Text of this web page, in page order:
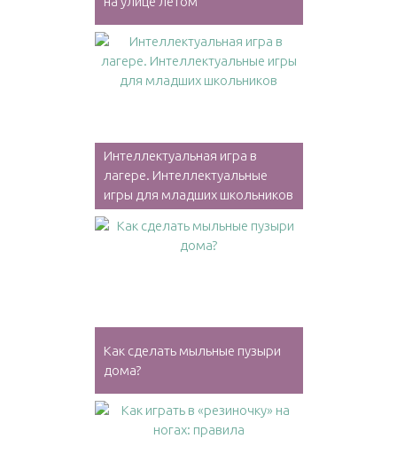
Интеллектуальная игра в
лагере. Интеллектуальные
игры для младших школьников
Как сделать мыльные пузыри
дома?